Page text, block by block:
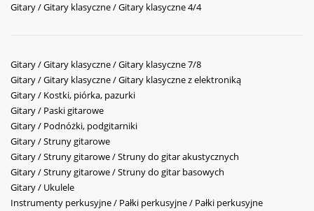
Gitary / Gitary klasyczne / Gitary klasyczne 4/4
Gitary / Gitary klasyczne / Gitary klasyczne 7/8
Gitary / Gitary klasyczne / Gitary klasyczne z elektroniką
Gitary / Kostki, piórka, pazurki
Gitary / Paski gitarowe
Gitary / Podnóżki, podgitarniki
Gitary / Struny gitarowe
Gitary / Struny gitarowe / Struny do gitar akustycznych
Gitary / Struny gitarowe / Struny do gitar basowych
Gitary / Ukulele
Instrumenty perkusyjne / Pałki perkusyjne / Pałki perkusyjne